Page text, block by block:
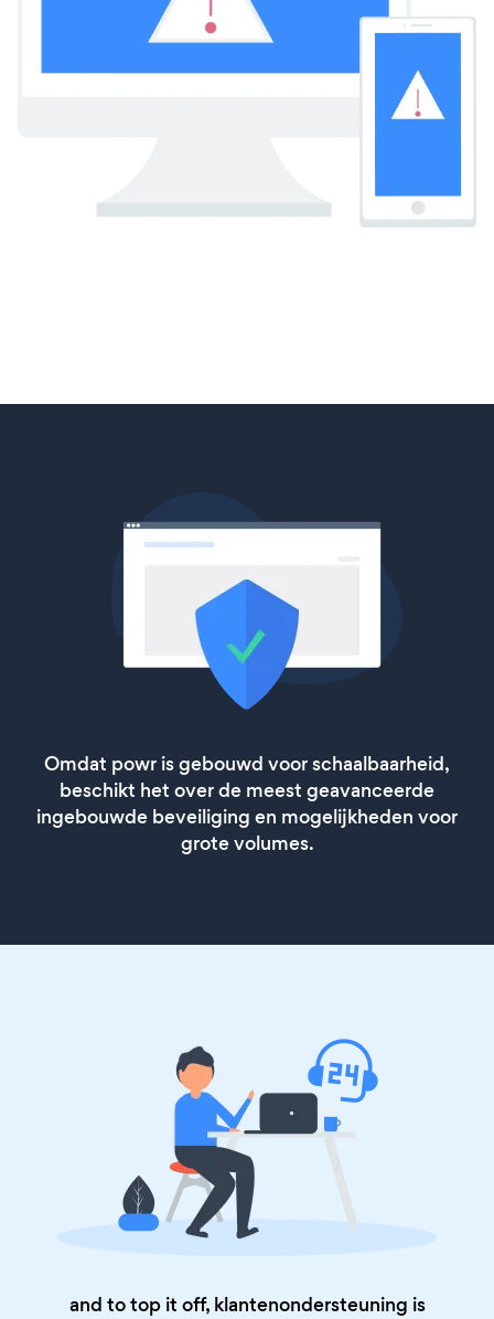
Omdat powr is gebouwd voor schaalbaarheid,
beschikt het over de meest geavanceerde
ingebouwde beveiliging en mogelijkheden voor
grote volumes.
and to top it off, klantenondersteuning is